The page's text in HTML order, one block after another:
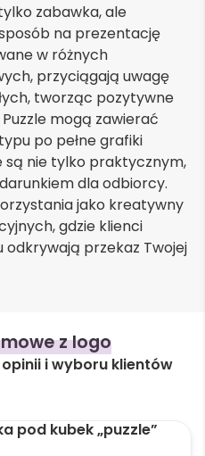
zabawka, ale
na prezentację
w różnych
przyciągają uwagę
tworząc pozytywne
mogą zawierać
po pełne grafiki
są nie tylko praktycznym,
dla odbiorcy.
jako kreatywny
gdzie klienci
odkrywają przekaz Twojej
z logo
i wyboru klientów
pod kubek „puzzle”